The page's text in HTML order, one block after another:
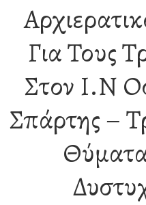
Για Τους
Στον Ι.Ν
Σπάρτης –